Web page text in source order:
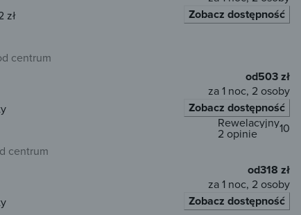
zł
Zobacz dostępność
centrum
od503 zł
za 1 noc, 2 osoby
Zobacz dostępność
centrum
10
Rewelacyjny
2 opinie
od318 zł
za 1 noc, 2 osoby
Zobacz dostępność